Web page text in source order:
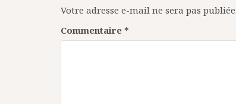
Votre adresse e-mail ne sera pas publiée.
Commentaire *